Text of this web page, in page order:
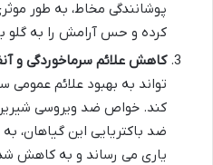
پوشانندگی مخاط، به طور
کرده و حس آرامش را به گلو
کاهش علائم سرماخوردگی و
تواند به بهبود علائم عمومی
کند. خواص ضد ویروسی شیرین
ضد باکتریایی این گیاهان،
یاری می رساند و به کاهش